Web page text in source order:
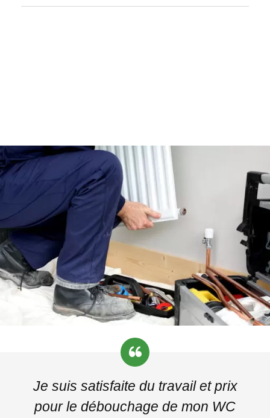
Je suis satisfaite du travail et prix
pour le débouchage de mon WC